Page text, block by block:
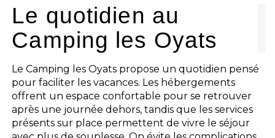
Les activités
Les infos pratiques
Le quotidien au
Camping les Oyats
Le Camping les Oyats propose un quotidien pensé
pour faciliter les vacances. Les hébergements
offrent un espace confortable pour se retrouver
après une journée dehors, tandis que les services
présents sur place permettent de vivre le séjour